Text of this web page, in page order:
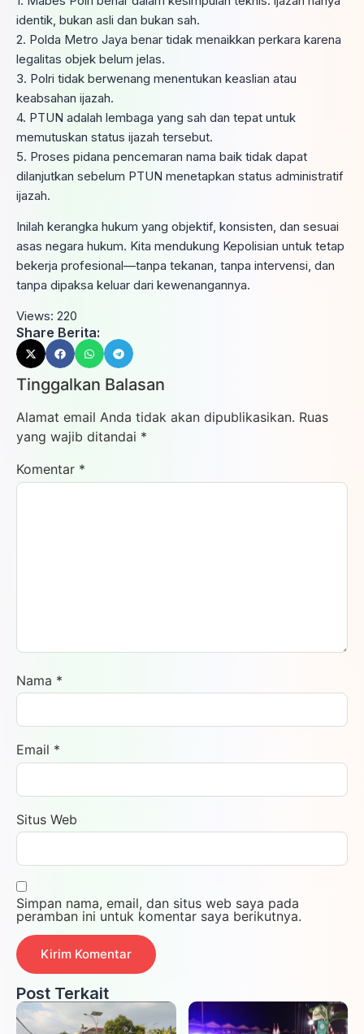
identik, bukan asli dan bukan sah.
2. Polda Metro Jaya benar tidak menaikkan perkara karena
legalitas objek belum jelas.
3. Polri tidak berwenang menentukan keaslian atau
keabsahan ijazah.
4. PTUN adalah lembaga yang sah dan tepat untuk
memutuskan status ijazah tersebut.
5. Proses pidana pencemaran nama baik tidak dapat
dilanjutkan sebelum PTUN menetapkan status administratif
ijazah.
Inilah kerangka hukum yang objektif, konsisten, dan sesuai
asas negara hukum. Kita mendukung Kepolisian untuk tetap
bekerja profesional—tanpa tekanan, tanpa intervensi, dan
tanpa dipaksa keluar dari kewenangannya.
Views: 220
Share Berita:
Tinggalkan Balasan
Alamat email Anda tidak akan dipublikasikan. Ruas
yang wajib ditandai *
Komentar *
Nama *
Email *
Situs Web
Simpan nama, email, dan situs web saya pada
peramban ini untuk komentar saya berikutnya.
Post Terkait